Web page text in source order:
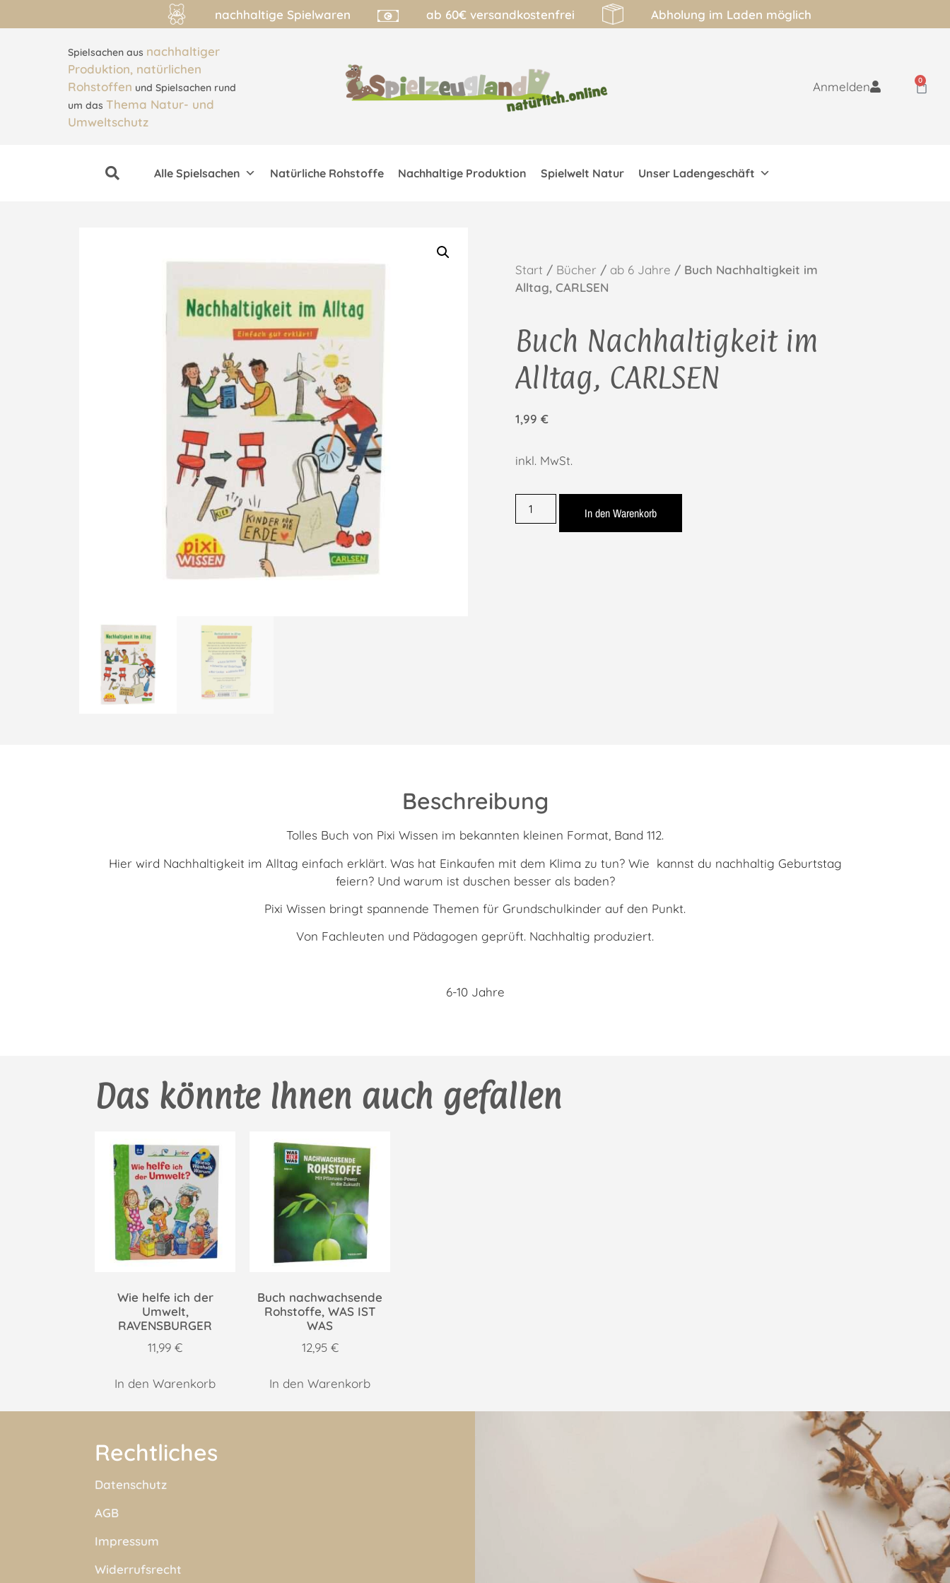
nachhaltige Spielwaren ab 60€ versandkostenfrei Abholung im Laden möglich
Spielsachen aus nachhaltiger
Produktion, natürlichen
Rohstoffen und Spielsachen rund
um das Thema Natur- und
Umweltschutz
Anmelden 0
Alle Spielsachen Natürliche Rohstoffe Nachhaltige Produktion Spielwelt Natur Unser Ladengeschäft
Start / Bücher / ab 6 Jahre / Buch Nachhaltigkeit im
Alltag, CARLSEN
Buch Nachhaltigkeit im
Alltag, CARLSEN
1,99 €
inkl. MwSt.
In den Warenkorb
Beschreibung
Tolles Buch von Pixi Wissen im bekannten kleinen Format, Band 112.
Hier wird Nachhaltigkeit im Alltag einfach erklärt. Was hat Einkaufen mit dem Klima zu tun? Wie kannst du nachhaltig Geburtstag
feiern? Und warum ist duschen besser als baden?
Pixi Wissen bringt spannende Themen für Grundschulkinder auf den Punkt.
Von Fachleuten und Pädagogen geprüft. Nachhaltig produziert.
6-10 Jahre
Das könnte Ihnen auch gefallen
Wie helfe ich der
Umwelt,
RAVENSBURGER
11,99€
In den Warenkorb
Buch nachwachsende
Rohstoffe, WAS IST
WAS
12,95 €
In den Warenkorb
Rechtliches
Datenschutz
AGB
Impressum
Widerrufsrecht